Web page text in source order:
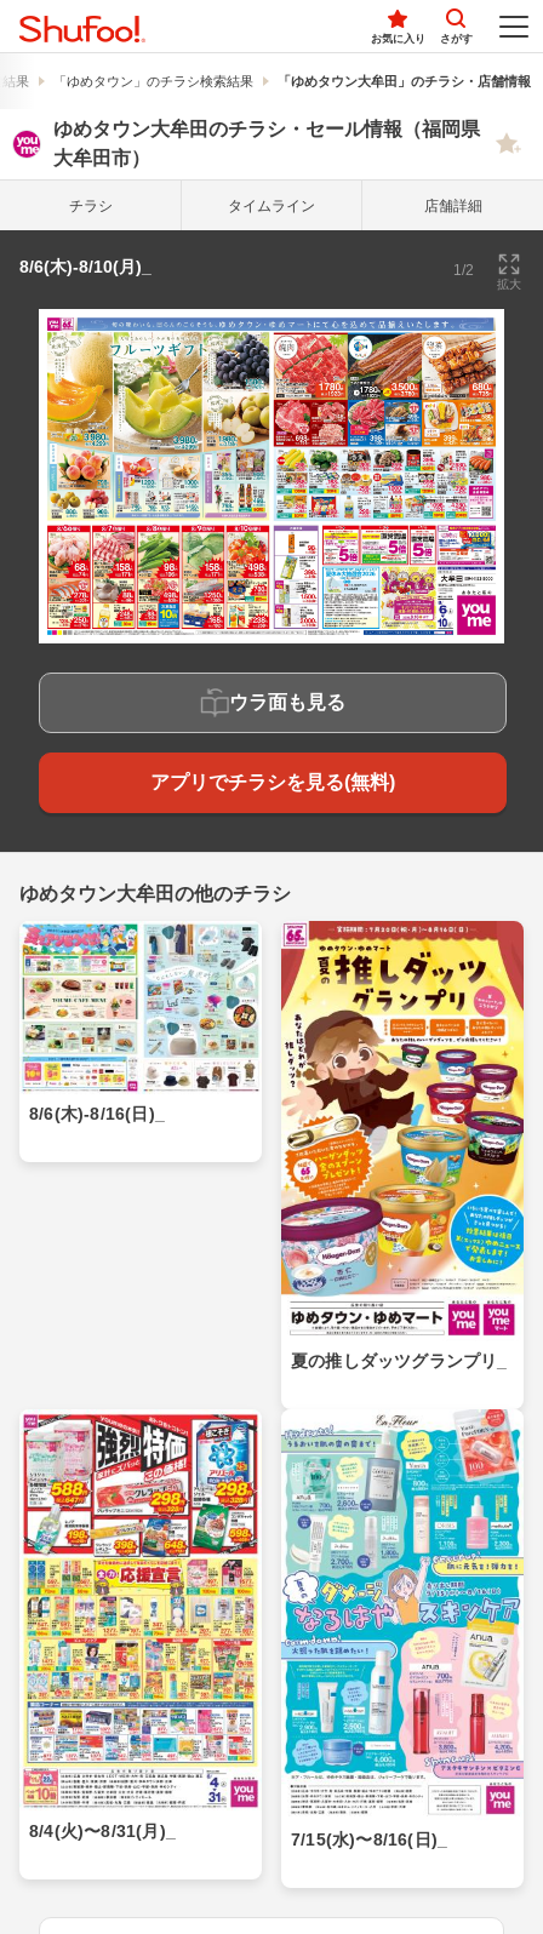
お気に入り さがす
結果 「ゆめタウン」のチラシ検索結果 「ゆめタウン大牟田」のチラシ・店舗情報
ゆめタウン大牟田のチラシ・セール情報（福岡県
大牟田市）
チラシ タイム ライン 店舗詳細
8/6(木)-8/10(月)_ 1/2
拡大
ウラ面も見る
アプリでチラシを見る(無料)
ゆめタウン大牟田の他のチラシ
8/6(木)-8/16(日)_
夏の推しダッツグランプリ_
8/4(火)〜8/31(月)_ 7/15(水)〜8/16(日)_